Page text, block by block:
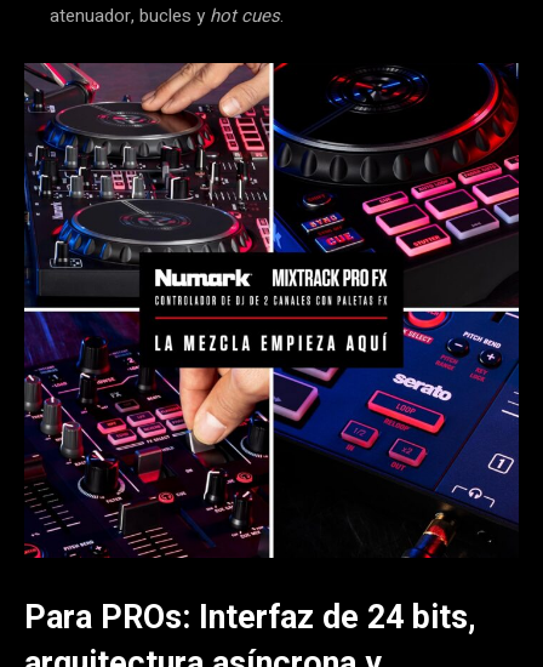
atenuador, bucles y hot cues.
Para PROs: Interfaz de 24 bits,